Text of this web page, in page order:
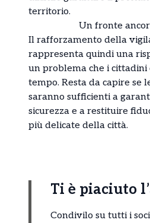
territorio.
Un fronte
Il rafforzamento della
rappresenta quindi una
un problema che i cittadini
tempo. Resta da capire se
saranno sufficienti a
sicurezza e a restituire
più delicate della città.
Ti è piaciuto
Condivilo su tutti i